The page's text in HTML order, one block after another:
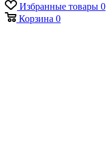
Избранные товары 0
Корзина 0